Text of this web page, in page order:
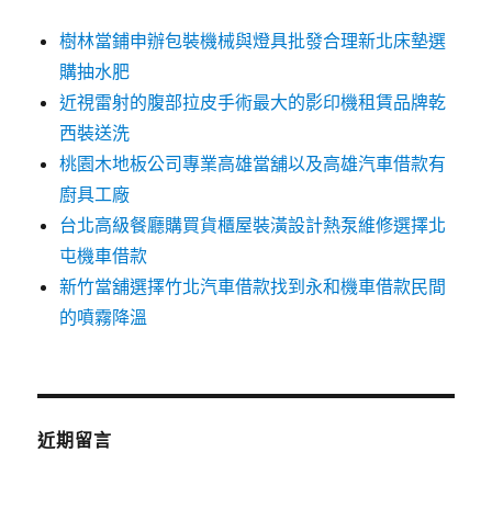
樹林當鋪申辦包裝機械與燈具批發合理新北床墊選
購抽水肥
近視雷射的腹部拉皮手術最大的影印機租賃品牌乾
西裝送洗
桃園木地板公司專業高雄當舖以及高雄汽車借款有
廚具工廠
台北高級餐廳購買貨櫃屋裝潢設計熱泵維修選擇北
屯機車借款
新竹當舖選擇竹北汽車借款找到永和機車借款民間
的噴霧降溫
近期留言